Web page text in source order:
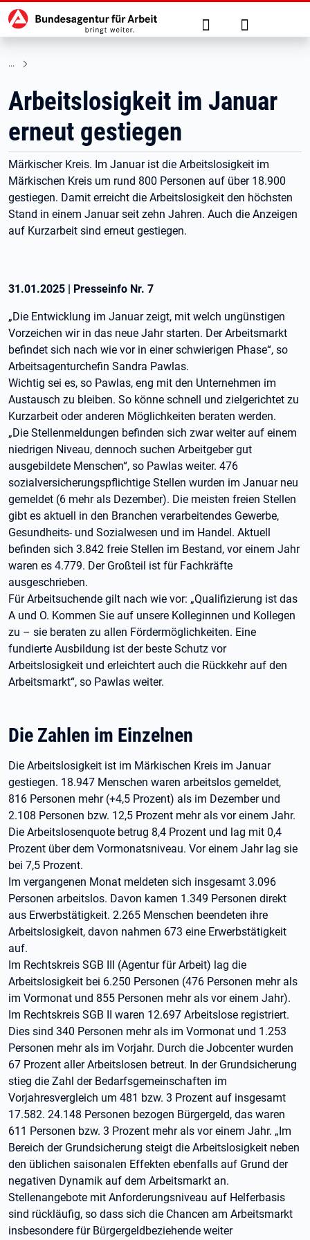
zu den Hauptinhalten springen
Hauptnavigation Suche Anmelden
Arbeitslosigkeit im Januar
erneut gestiegen
Märkischer Kreis. Im Januar ist die Arbeitslosigkeit im
Märkischen Kreis um rund 800 Personen auf über 18.900
gestiegen. Damit erreicht die Arbeitslosigkeit den höchsten
Stand in einem Januar seit zehn Jahren. Auch die Anzeigen
auf Kurzarbeit sind erneut gestiegen.
31.01.2025 | Presseinfo Nr. 7
„Die Entwicklung im Januar zeigt, mit welch ungünstigen
Vorzeichen wir in das neue Jahr starten. Der Arbeitsmarkt
befindet sich nach wie vor in einer schwierigen Phase“, so
Arbeitsagenturchefin Sandra Pawlas.
Wichtig sei es, so Pawlas, eng mit den Unternehmen im
Austausch zu bleiben. So könne schnell und zielgerichtet zu
Kurzarbeit oder anderen Möglichkeiten beraten werden.
„Die Stellenmeldungen befinden sich zwar weiter auf einem
niedrigen Niveau, dennoch suchen Arbeitgeber gut
ausgebildete Menschen“, so Pawlas weiter. 476
sozialversicherungspflichtige Stellen wurden im Januar neu
gemeldet (6 mehr als Dezember). Die meisten freien Stellen
gibt es aktuell in den Branchen verarbeitendes Gewerbe,
Gesundheits- und Sozialwesen und im Handel. Aktuell
befinden sich 3.842 freie Stellen im Bestand, vor einem Jahr
waren es 4.779. Der Großteil ist für Fachkräfte
ausgeschrieben.
Für Arbeitsuchende gilt nach wie vor: „Qualifizierung ist das
A und O. Kommen Sie auf unsere Kolleginnen und Kollegen
zu – sie beraten zu allen Fördermöglichkeiten. Eine
fundierte Ausbildung ist der beste Schutz vor
Arbeitslosigkeit und erleichtert auch die Rückkehr auf den
Arbeitsmarkt“, so Pawlas weiter.
Die Zahlen im Einzelnen
Die Arbeitslosigkeit ist im Märkischen Kreis im Januar
gestiegen. 18.947 Menschen waren arbeitslos gemeldet,
816 Personen mehr (+4,5 Prozent) als im Dezember und
2.108 Personen bzw. 12,5 Prozent mehr als vor einem Jahr.
Die Arbeitslosenquote betrug 8,4 Prozent und lag mit 0,4
Prozent über dem Vormonatsniveau. Vor einem Jahr lag sie
bei 7,5 Prozent.
Im vergangenen Monat meldeten sich insgesamt 3.096
Personen arbeitslos. Davon kamen 1.349 Personen direkt
aus Erwerbstätigkeit. 2.265 Menschen beendeten ihre
Arbeitslosigkeit, davon nahmen 673 eine Erwerbstätigkeit
auf.
Im Rechtskreis SGB III (Agentur für Arbeit) lag die
Arbeitslosigkeit bei 6.250 Personen (476 Personen mehr als
im Vormonat und 855 Personen mehr als vor einem Jahr).
Im Rechtskreis SGB II waren 12.697 Arbeitslose registriert.
Dies sind 340 Personen mehr als im Vormonat und 1.253
Personen mehr als im Vorjahr. Durch die Jobcenter wurden
67 Prozent aller Arbeitslosen betreut. In der Grundsicherung
stieg die Zahl der Bedarfsgemeinschaften im
Vorjahresvergleich um 481 bzw. 3 Prozent auf insgesamt
17.582. 24.148 Personen bezogen Bürgergeld, das waren
611 Personen bzw. 3 Prozent mehr als vor einem Jahr. „Im
Bereich der Grundsicherung steigt die Arbeitslosigkeit neben
den üblichen saisonalen Effekten ebenfalls auf Grund der
negativen Dynamik auf dem Arbeitsmarkt an.
Stellenangebote mit Anforderungsniveau auf Helferbasis
sind rückläufig, so dass sich die Chancen am Arbeitsmarkt
insbesondere für Bürgergeldbeziehende weiter